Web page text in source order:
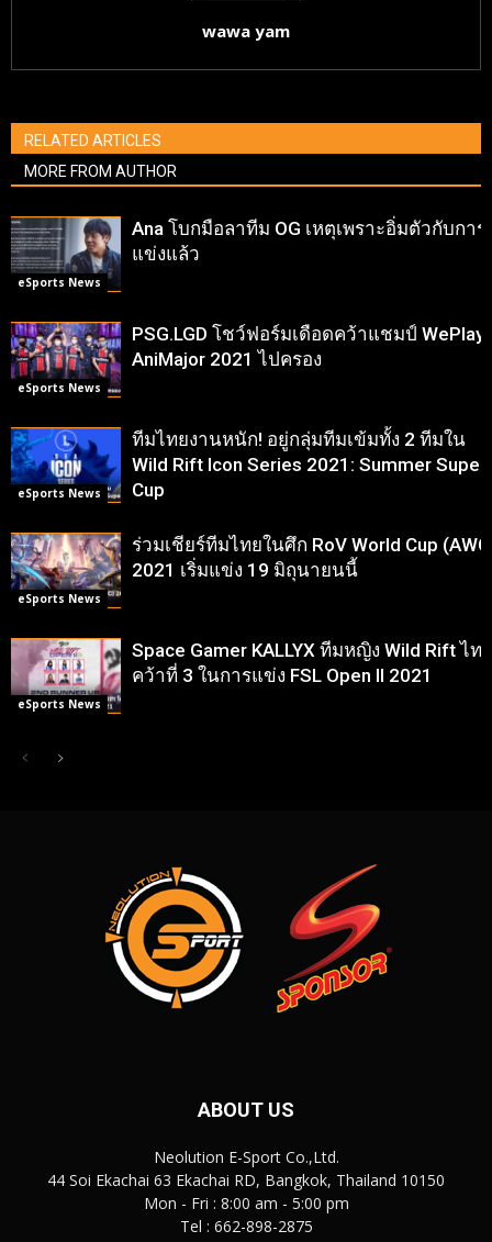
wawa yam
RELATED ARTICLES
MORE FROM AUTHOR
eSports News
Ana โบกมือลาทีม OG เหตุเพราะอิ่มตัวกับการ
แข่งแล้ว
eSports News
PSG.LGD โชว์ฟอร์มเดือดคว้าแชมป์ WePlay
AniMajor 2021 ไปครอง
eSports News
ทีมไทยงานหนัก! อยู่กลุ่มทีมเข้มทั้ง 2 ทีมใน
Wild Rift Icon Series 2021: Summer Super
Cup
eSports News
ร่วมเชียร์ทีมไทยในศึก RoV World Cup
2021 เริ่มแข่ง 19 มิถุนายนนี้
eSports News
Space Gamer KALLYX ทีมหญิง Wild Rift ไทย
คว้าที่ 3 ในการแข่ง FSL Open II 2021
ABOUT US
Neolution E-Sport Co.,Ltd.
44 Soi Ekachai 63 Ekachai RD, Bangkok, Thailand 10150
Mon - Fri : 8:00 am - 5:00 pm
Tel : 662-898-2875